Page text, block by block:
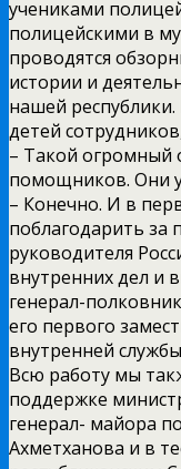
учениками
полицейскими в
проводятся
истории и
нашей
детей
– Такой огромный
помощников. Они у
– Конечно. И в
поблагодарить
руководителя
внутренних дел и
генерал-
его первого
внутренней
Всю работу мы
поддержке
генерал- майора
Ахметханова и в